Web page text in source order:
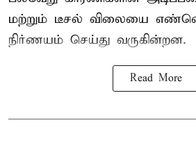
மற்றும் டீசல் விலையை
நிர்ணயம் செய்து வருகின்றன.
Read More